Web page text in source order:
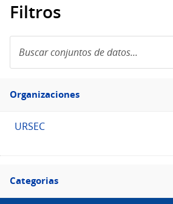
Filtros
conjuntos
de
Filtro
Organizaciones
Organizaciones
URSEC
Filtro
Categorias
Categorias